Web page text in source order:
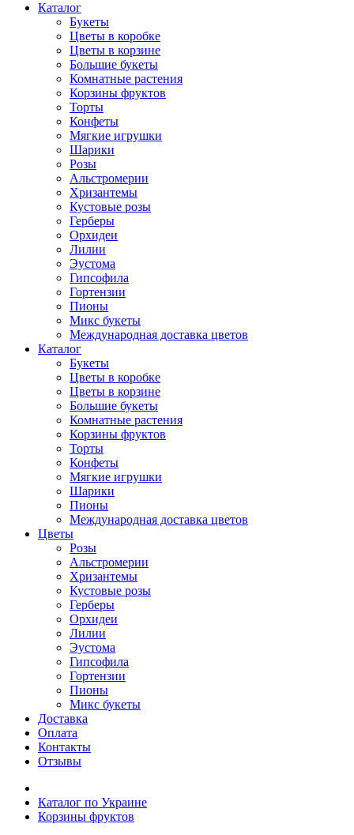
Каталог
Букеты
Цветы в коробке
Цветы в корзине
Большие букеты
Комнатные растения
Корзины фруктов
Торты
Конфеты
Мягкие игрушки
Шарики
Розы
Альстромерии
Хризантемы
Кустовые розы
Герберы
Орхидеи
Лилии
Эустома
Гипсофила
Гортензии
Пионы
Микс букеты
Международная доставка цветов
Каталог
Букеты
Цветы в коробке
Цветы в корзине
Большие букеты
Комнатные растения
Корзины фруктов
Торты
Конфеты
Мягкие игрушки
Шарики
Пионы
Международная доставка цветов
Цветы
Розы
Альстромерии
Хризантемы
Кустовые розы
Герберы
Орхидеи
Лилии
Эустома
Гипсофила
Гортензии
Пионы
Микс букеты
Доставка
Оплата
Контакты
Отзывы
Каталог по Украине
Корзины фруктов